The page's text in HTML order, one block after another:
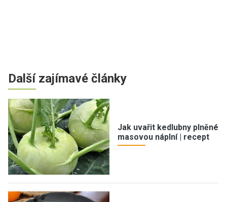
Další zajímavé články
Jak uvařit kedlubny plněné
masovou náplní | recept